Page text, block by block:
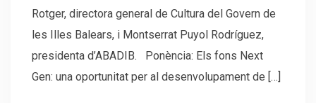
Rotger, directora general de Cultura del Govern de
les Illes Balears, i Montserrat Puyol Rodríguez,
presidenta d’ABADIB. Ponència: Els fons Next
Gen: una oportunitat per al desenvolupament de […]